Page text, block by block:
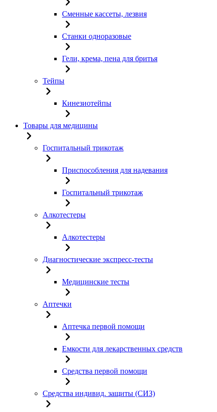
Сменные кассеты, лезвия
Станки одноразовые
Гели, крема, пена для бритья
Тейпы
Кинезиотейпы
Товары для медицины
Госпитальный трикотаж
Приспособления для надевания
Госпитальный трикотаж
Алкотестеры
Алкотестеры
Диагностические экспресс-тесты
Медицинские тесты
Аптечки
Аптечка первой помощи
Емкости для лекарственных средств
Средства первой помощи
Средства индивид. защиты (СИЗ)